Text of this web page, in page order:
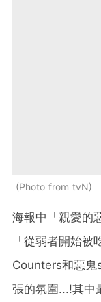
Photo from tvN
海報中「親愛的
「從弱者開始
Counters和惡鬼
張的氛圍...!其中